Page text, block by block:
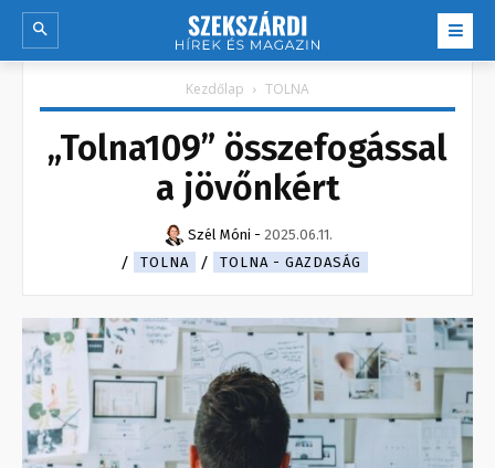
Kezdőlap TOLNA
„Tolna109” összefogással
a jövőnkért
Szél Móni - 2025.06.11.
TOLNA
TOLNA - GAZDASÁG